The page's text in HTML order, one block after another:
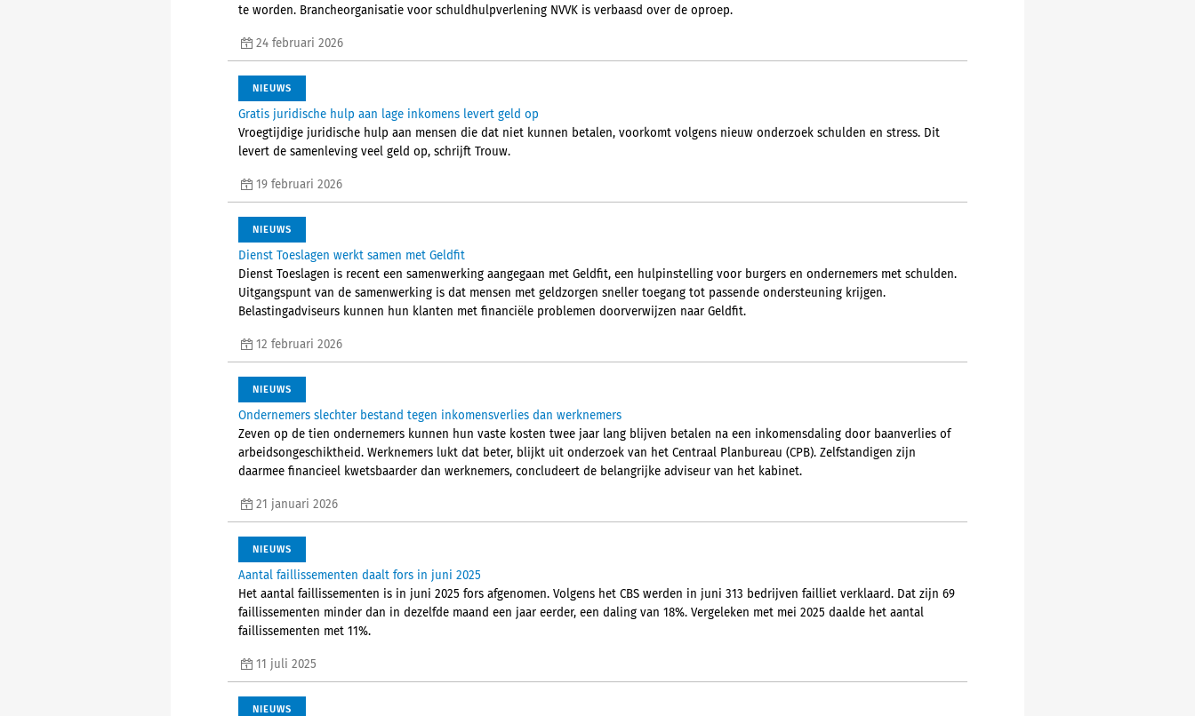
te worden. Brancheorganisatie voor schuldhulpverlening NVVK is verbaasd over de oproep.
24 februari 2026
NIEUWS
Gratis juridische hulp aan lage inkomens levert geld op
Vroegtijdige juridische hulp aan mensen die dat niet kunnen betalen, voorkomt volgens nieuw onderzoek schulden en stress. Dit
levert de samenleving veel geld op, schrijft Trouw.
19 februari 2026
NIEUWS
Dienst Toeslagen werkt samen met Geldfit
Dienst Toeslagen is recent een samenwerking aangegaan met Geldfit, een hulpinstelling voor burgers en ondernemers met schulden.
Uitgangspunt van de samenwerking is dat mensen met geldzorgen sneller toegang tot passende ondersteuning krijgen.
Belastingadviseurs kunnen hun klanten met financiële problemen doorverwijzen naar Geldfit.
12 februari 2026
NIEUWS
Ondernemers slechter bestand tegen inkomensverlies dan werknemers
Zeven op de tien ondernemers kunnen hun vaste kosten twee jaar lang blijven betalen na een inkomensdaling door baanverlies of
arbeidsongeschiktheid. Werknemers lukt dat beter, blijkt uit onderzoek van het Centraal Planbureau (CPB). Zelfstandigen zijn
daarmee financieel kwetsbaarder dan werknemers, concludeert de belangrijke adviseur van het kabinet.
21 januari 2026
NIEUWS
Aantal faillissementen daalt fors in juni 2025
Het aantal faillissementen is in juni 2025 fors afgenomen. Volgens het CBS werden in juni 313 bedrijven failliet verklaard. Dat zijn 69
faillissementen minder dan in dezelfde maand een jaar eerder, een daling van 18%. Vergeleken met mei 2025 daalde het aantal
faillissementen met 11%.
11 juli 2025
NIEUWS